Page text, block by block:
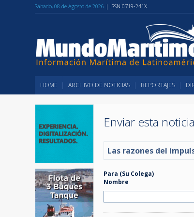
Sábado, 08 de Agosto de 2026 | ISSN 0719-241X
HOME ARCHIVO DE NOTICIAS REPORTAJES
Enviar esta
Las razones del
Para (Su Colega)
Nombre